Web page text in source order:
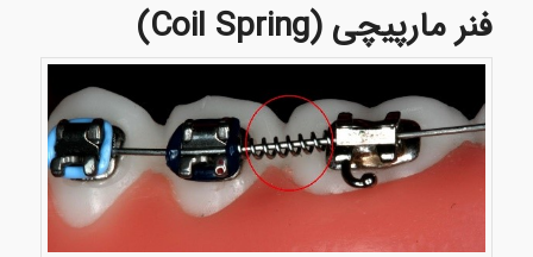
فنر مارپیچی (Coil Spring)